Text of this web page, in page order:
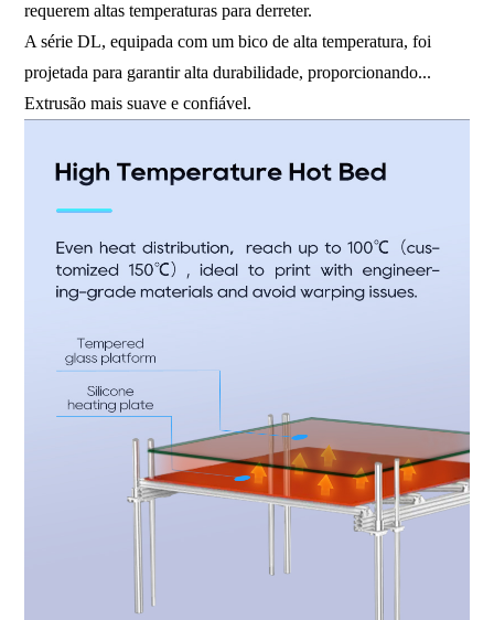
requerem altas temperaturas para derreter.
A série DL, equipada com um bico de alta temperatura, foi
projetada para garantir alta durabilidade, proporcionando...
Extrusão mais suave e confiável.